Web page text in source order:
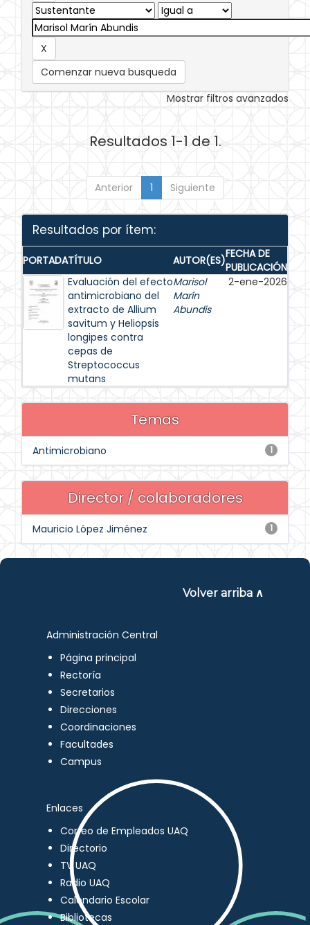
Comenzar nueva busqueda
Mostrar filtros avanzados
Resultados 1-1 de 1.
Anterior 1 Siguiente
Resultados por ítem:
PORTADATÍTULO AUTOR(ES)FECHA DE
PUBLICACIÓN
Evaluación del efecto
antimicrobiano del
extracto de Allium
savitum y Heliopsis
longipes contra
cepas de
Streptococcus
mutans
Marisol
Marín
Abundis
2-ene-2026
Temas
1
Antimicrobiano
Director / colaboradores
1
Mauricio López Jiménez
Volver arriba ∧
Administración Central
Página principal
Rectoría
Secretarios
Direcciones
Coordinaciones
Facultades
Campus
Enlaces
Correo de Empleados UAQ
Directorio
TV UAQ
Radio UAQ
Calendario Escolar
Bibliotecas